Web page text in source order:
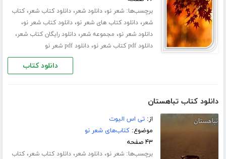
برچسب‌ها:شعر نو،دانلود شعر،دانلود کتاب شعر،کتاب
شعر،دانلود کتاب های شعر نو،دانلود کتاب شعر نو،
دانلود شعر نو، مجموعه شعر،دانلود رایگان کتاب شعر،
دانلود pdf کتاب شعر نو ،دانلود pdf شعر نو
دانلود کتاب
دانلود کتاب تباهستان
از:تی اس الیوت
موضوع:کتاب‌های شعر نو
۴۳ صفحه
برچسب‌ها:شعر نو،دانلود شعر،دانلود کتاب شعر،کتاب